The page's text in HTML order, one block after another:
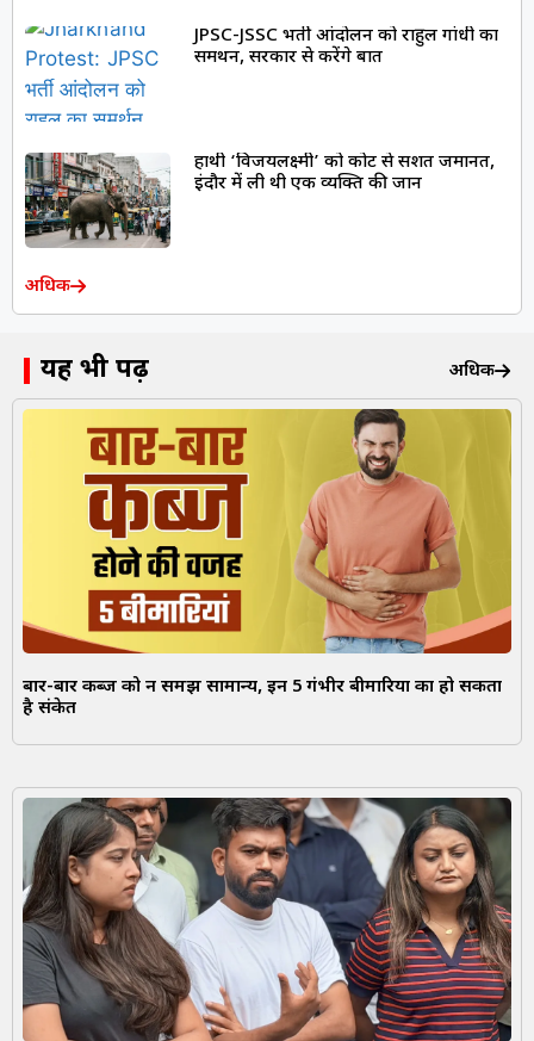
JPSC-JSSC भर्ती आंदोलन को राहुल गांधी का
समर्थन, सरकार से करेंगे बात
हाथी ‘विजयलक्ष्मी’ को कोर्ट से सशर्त जमानत,
इंदौर में ली थी एक व्यक्ति की जान
अधिक
यह भी पढ़ें अधिक
बार-बार कब्ज को न समझें सामान्य, इन 5 गंभीर बीमारियों का हो सकता
है संकेत